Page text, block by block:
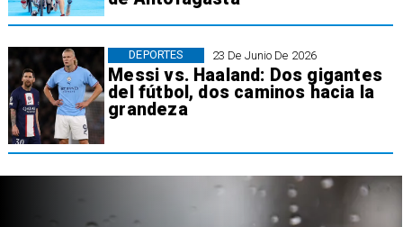
23 De Junio De 2026
Messi vs. Haaland: Dos gigantes
del fútbol, dos caminos hacia la
grandeza
DEPORTES